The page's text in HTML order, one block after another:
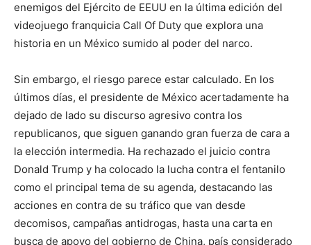
enemigos del Ejército de EEUU en la última edición del
videojuego franquicia Call Of Duty que explora una
historia en un México sumido al poder del narco.
Sin embargo, el riesgo parece estar calculado. En los
últimos días, el presidente de México acertadamente ha
dejado de lado su discurso agresivo contra los
republicanos, que siguen ganando gran fuerza de cara a
la elección intermedia. Ha rechazado el juicio contra
Donald Trump y ha colocado la lucha contra el fentanilo
como el principal tema de su agenda, destacando las
acciones en contra de su tráfico que van desde
decomisos, campañas antidrogas, hasta una carta en
busca de apoyo del gobierno de China, país considerado